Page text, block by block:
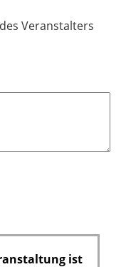
Veranstalters
ist